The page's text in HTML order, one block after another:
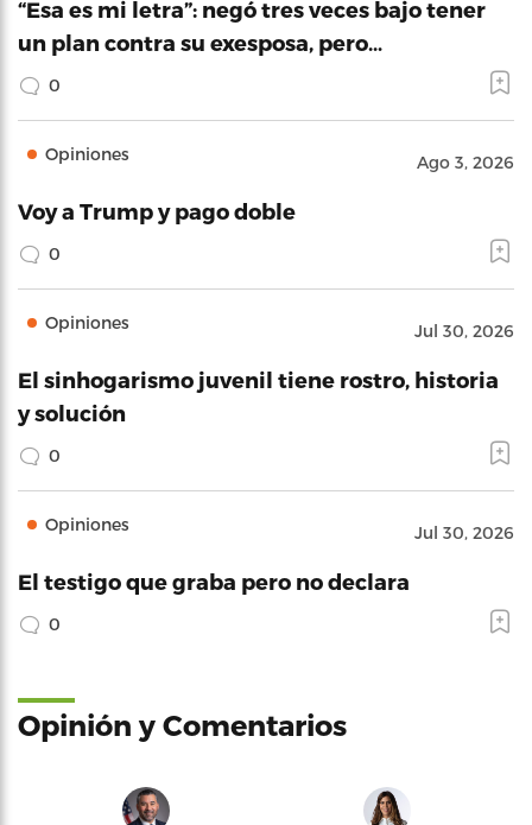
“Esa es mi letra”: negó tres veces bajo tener
un plan contra su exesposa, pero…
0
Opiniones Ago 3, 2026
Voy a Trump y pago doble
0
Opiniones Jul 30, 2026
El sinhogarismo juvenil tiene rostro, historia
y solución
0
Opiniones Jul 30, 2026
El testigo que graba pero no declara
0
Opinión y Comentarios